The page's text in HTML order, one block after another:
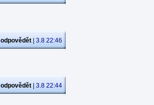
odpovědět | 3.8 22:46
odpovědět | 3.8 22:44